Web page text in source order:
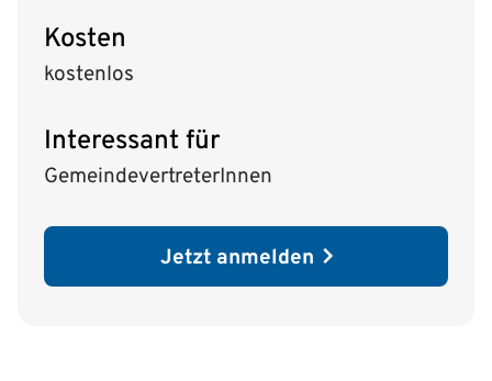
Kosten
kostenlos
Interessant für
GemeindevertreterInnen
Jetzt anmelden